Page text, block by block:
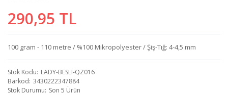
290,95 TL
100 gram - 110 metre / %100 Mikropolyester / Şiş-Tığ: 4-4,5 mm
Stok Kodu LADY-BESLI-QZ016
Barkod 3430222347884
Stok Durumu Son 5 Ürün